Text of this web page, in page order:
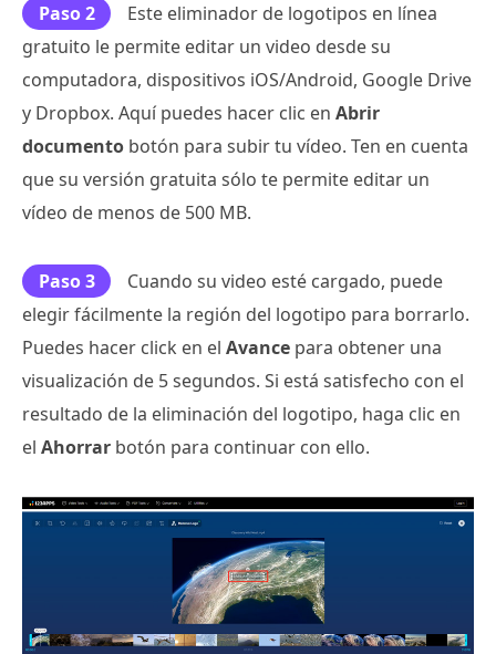
Paso 2
Este eliminador de logotipos en línea
gratuito le permite editar un video desde su
computadora, dispositivos iOS/Android, Google Drive
y Dropbox. Aquí puedes hacer clic en Abrir
documento botón para subir tu vídeo. Ten en cuenta
que su versión gratuita sólo te permite editar un
vídeo de menos de 500 MB.
Paso 3
Cuando su video esté cargado, puede
elegir fácilmente la región del logotipo para borrarlo.
Puedes hacer click en el Avance para obtener una
visualización de 5 segundos. Si está satisfecho con el
resultado de la eliminación del logotipo, haga clic en
el Ahorrar botón para continuar con ello.